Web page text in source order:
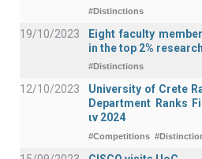
#Distinctions
19/10/2023
Eight faculty
in the top 2%
#Distinctions
12/10/2023
University of Crete
Department Ranks
ιν 2024
#Competitions